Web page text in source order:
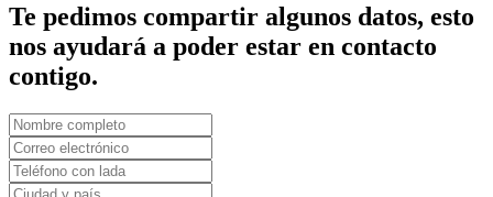
Te pedimos compartir algunos datos, esto
nos ayudará a poder estar en contacto
contigo.